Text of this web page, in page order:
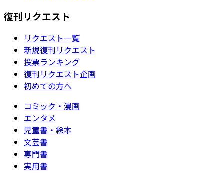
復刊リクエスト
リクエスト一覧
新規復刊リクエスト
投票ランキング
復刊リクエスト企画
初めての方へ
コミック・漫画
エンタメ
児童書・絵本
文芸書
専門書
実用書